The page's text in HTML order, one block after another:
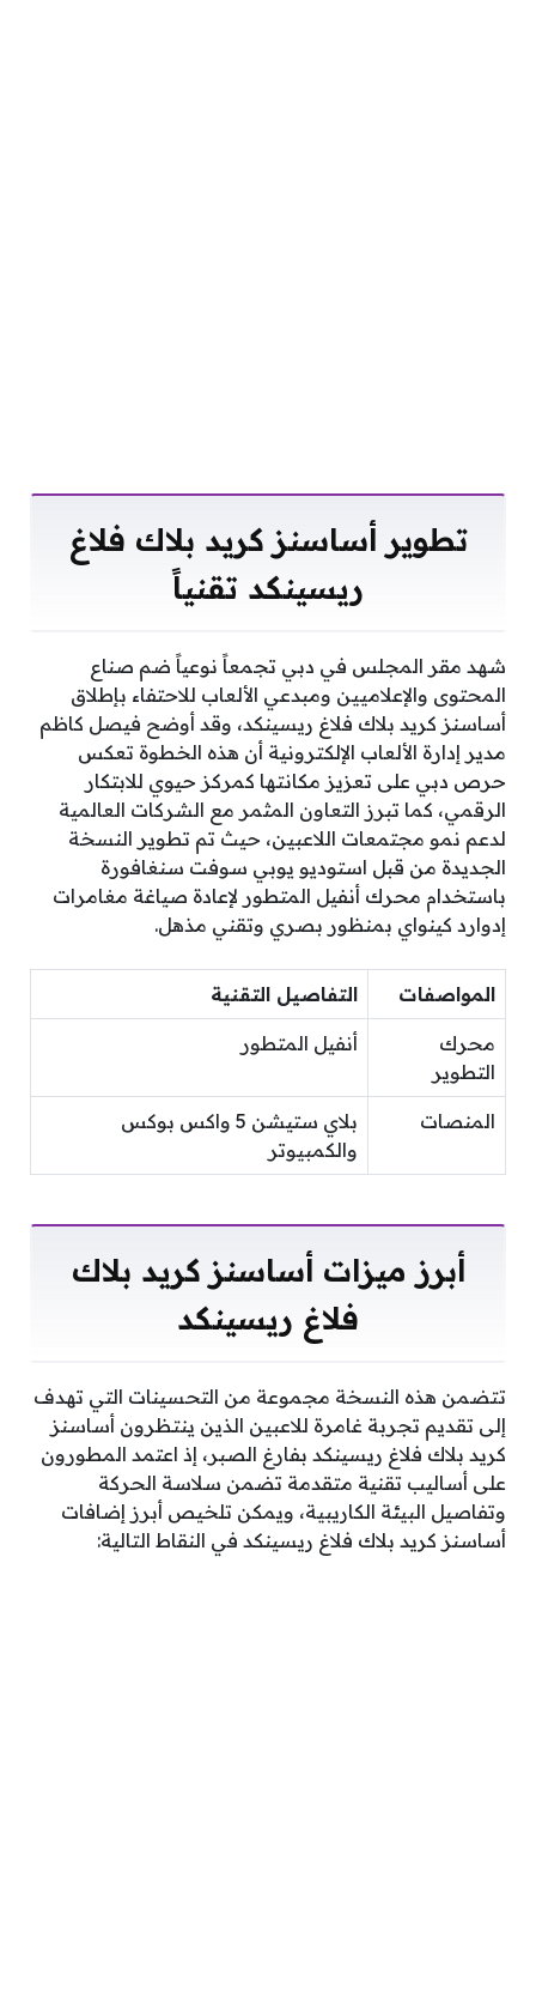
تطوير أساسنز كريد بلاك فلاغ
ريسينكد تقنياً
شهد مقر المجلس في دبي تجمعاً نوعياً ضم صناع
المحتوى والإعلاميين ومبدعي الألعاب للاحتفاء بإطلاق
أساسنز كريد بلاك فلاغ ريسينكد، وقد أوضح فيصل كاظم
مدير إدارة الألعاب الإلكترونية أن هذه الخطوة تعكس
حرص دبي على تعزيز مكانتها كمركز حيوي للابتكار
الرقمي، كما تبرز التعاون المثمر مع الشركات العالمية
لدعم نمو مجتمعات اللاعبين، حيث تم تطوير النسخة
الجديدة من قبل استوديو يوبي سوفت سنغافورة
باستخدام محرك أنفيل المتطور لإعادة صياغة مغامرات
إدوارد كينواي بمنظور بصري وتقني مذهل.
المواصفات التفاصيل التقنية
محرك
التطوير
أنفيل المتطور
المنصات
بلاي ستيشن 5 واكس بوكس
والكمبيوتر
أبرز ميزات أساسنز كريد بلاك
فلاغ ريسينكد
تتضمن هذه النسخة مجموعة من التحسينات التي تهدف
إلى تقديم تجربة غامرة للاعبين الذين ينتظرون أساسنز
كريد بلاك فلاغ ريسينكد بفارغ الصبر، إذ اعتمد المطورون
على أساليب تقنية متقدمة تضمن سلاسة الحركة
وتفاصيل البيئة الكاريبية، ويمكن تلخيص أبرز إضافات
أساسنز كريد بلاك فلاغ ريسينكد في النقاط التالية: